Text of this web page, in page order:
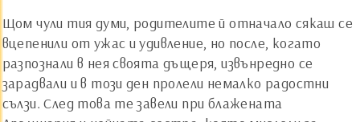
Щом чули тия думи, родителите й отначало сякаш се
вцепенили от ужас и удивление, но после, когато
разпознали в нея своята дъщеря, извънредно се
зарадвали и в този ден пролели немалко радостни
сълзи. След това те завели при блажената